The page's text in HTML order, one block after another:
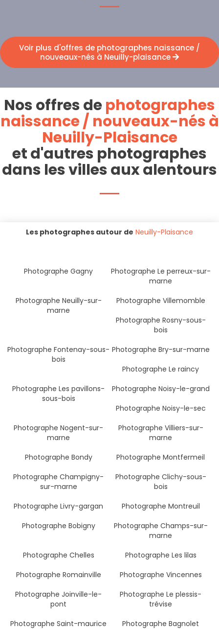
Voir plus d'offres de photographes naissance /
nouveaux-nés à Neuilly-plaisance
Nos offres dephotographes
naissance / nouveaux-nés à
Neuilly-Plaisance
et d'autres photographes
dans les villes aux alentours
Les photographes autour de Neuilly-Plaisance
Photographe Gagny
Photographe Le perreux-sur-
marne
Photographe Neuilly-sur-
marne
Photographe Villemomble
Photographe Rosny-sous-
bois
Photographe Fontenay-sous-
bois
Photographe Bry-sur-marne
Photographe Le raincy
Photographe Les pavillons-
sous-bois
Photographe Noisy-le-grand
Photographe Noisy-le-sec
Photographe Nogent-sur-
marne
Photographe Villiers-sur-
marne
Photographe Bondy
Photographe Montfermeil
Photographe Champigny-
sur-marne
Photographe Clichy-sous-
bois
Photographe Livry-gargan
Photographe Montreuil
Photographe Bobigny
Photographe Champs-sur-
marne
Photographe Chelles
Photographe Les lilas
Photographe Romainville
Photographe Vincennes
Photographe Joinville-le-
pont
Photographe Le plessis-
trévise
Photographe Saint-maurice
Photographe Bagnolet